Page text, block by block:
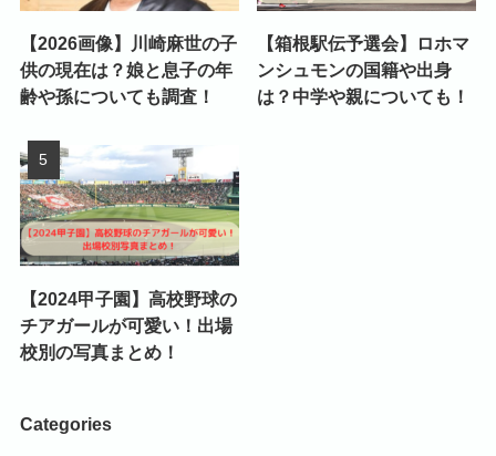
【2026画像】川崎麻世の子
供の現在は？娘と息子の年
齢や孫についても調査！
【箱根駅伝予選会】ロホマ
ンシュモンの国籍や出身
は？中学や親についても！
【2024甲子園】高校野球の
チアガールが可愛い！出場
校別の写真まとめ！
Categories